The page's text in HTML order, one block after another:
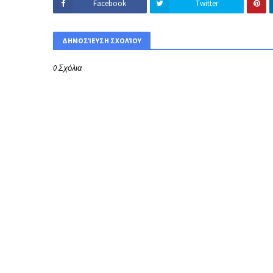
Facebook Twitter
ΔΗΜΟΣΊΕΥΣΗ ΣΧΟΛΊΟΥ
0 Σχόλια